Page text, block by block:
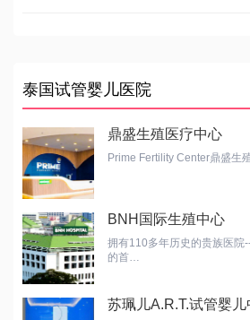
泰国试管婴儿医院
鼎盛生殖医疗中心
Prime Fertility Center鼎盛生
BNH国际生殖中心
拥有110多年历史的贵族医院
的首…
苏珮儿A.R.T.试管婴儿